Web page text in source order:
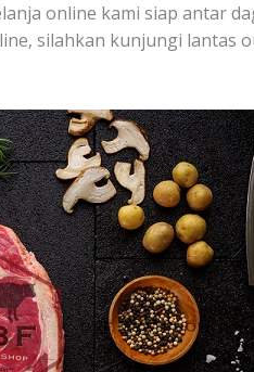
online kami siap antar
silahkan kunjungi lantas